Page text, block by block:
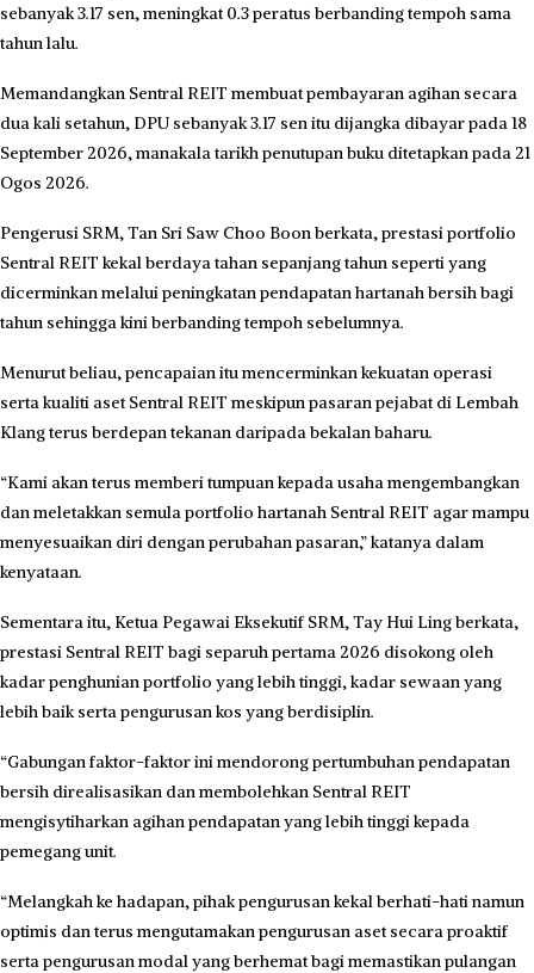
sebanyak 3.17 sen, meningkat 0.3 peratus berbanding tempoh sama
tahun lalu.
Memandangkan Sentral REIT membuat pembayaran agihan secara
dua kali setahun, DPU sebanyak 3.17 sen itu dijangka dibayar pada 18
September 2026, manakala tarikh penutupan buku ditetapkan pada 21
Ogos 2026.
Pengerusi SRM, Tan Sri Saw Choo Boon berkata, prestasi portfolio
Sentral REIT kekal berdaya tahan sepanjang tahun seperti yang
dicerminkan melalui peningkatan pendapatan hartanah bersih bagi
tahun sehingga kini berbanding tempoh sebelumnya.
Menurut beliau, pencapaian itu mencerminkan kekuatan operasi
serta kualiti aset Sentral REIT meskipun pasaran pejabat di Lembah
Klang terus berdepan tekanan daripada bekalan baharu.
“Kami akan terus memberi tumpuan kepada usaha mengembangkan
dan meletakkan semula portfolio hartanah Sentral REIT agar mampu
menyesuaikan diri dengan perubahan pasaran,” katanya dalam
kenyataan.
Sementara itu, Ketua Pegawai Eksekutif SRM, Tay Hui Ling berkata,
prestasi Sentral REIT bagi separuh pertama 2026 disokong oleh
kadar penghunian portfolio yang lebih tinggi, kadar sewaan yang
lebih baik serta pengurusan kos yang berdisiplin.
“Gabungan faktor-faktor ini mendorong pertumbuhan pendapatan
bersih direalisasikan dan membolehkan Sentral REIT
mengisytiharkan agihan pendapatan yang lebih tinggi kepada
pemegang unit.
“Melangkah ke hadapan, pihak pengurusan kekal berhati-hati namun
optimis dan terus mengutamakan pengurusan aset secara proaktif
serta pengurusan modal yang berhemat bagi memastikan pulangan